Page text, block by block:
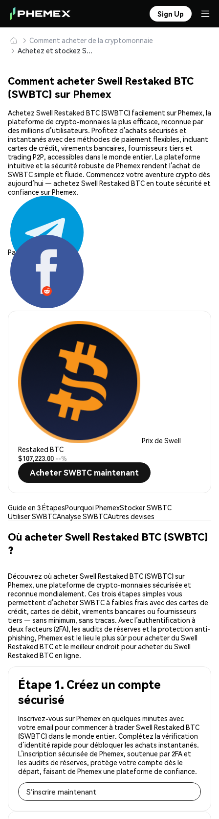
Sign Up
Comment acheter de la cryptomonnaie
Achetez et stockez Swell Restaked BTC (SWBTC) en toute sécurité
Comment acheter Swell Restaked BTC
(SWBTC) sur Phemex
Achetez Swell Restaked BTC (SWBTC) facilement sur Phemex, la
plateforme de crypto-monnaies la plus efficace, reconnue par
des millions d’utilisateurs. Profitez d’achats sécurisés et
instantanés avec des méthodes de paiement flexibles, incluant
cartes de crédit, virements bancaires, fournisseurs tiers et
trading P2P, accessibles dans le monde entier. La plateforme
intuitive et la sécurité robuste de Phemex rendent l’achat de
SWBTC simple et fluide. Commencez votre aventure crypto dès
aujourd’hui — achetez Swell Restaked BTC en toute sécurité et
confiance sur Phemex.
Partager:
Prix de Swell
Restaked BTC
$107,223.00 --%
Acheter SWBTC maintenant
Guide en 3 ÉtapesPourquoi PhemexStocker SWBTC
Utiliser SWBTCAnalyse SWBTCAutres devises
Où acheter Swell Restaked BTC (SWBTC)
?
Découvrez où acheter Swell Restaked BTC (SWBTC) sur
Phemex, une plateforme de crypto-monnaies sécurisée et
reconnue mondialement. Ces trois étapes simples vous
permettent d’acheter SWBTC à faibles frais avec des cartes de
crédit, cartes de débit, virements bancaires ou fournisseurs
tiers — sans minimum, sans tracas. Avec l’authentification à
deux facteurs (2FA), les audits de réserves et la protection anti-
phishing, Phemex est le lieu le plus sûr pour acheter du Swell
Restaked BTC et le meilleur endroit pour acheter du Swell
Restaked BTC en ligne.
Étape 1. Créez un compte
sécurisé
Inscrivez-vous sur Phemex en quelques minutes avec
votre email pour commencer à trader Swell Restaked BTC
(SWBTC) dans le monde entier. Complétez la vérification
d’identité rapide pour débloquer les achats instantanés.
L’inscription sécurisée de Phemex, soutenue par 2FA et
les audits de réserves, protège votre compte dès le
départ, faisant de Phemex une plateforme de confiance.
S'inscrire maintenant